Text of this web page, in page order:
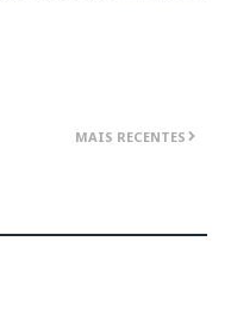
MAIS RECENTES